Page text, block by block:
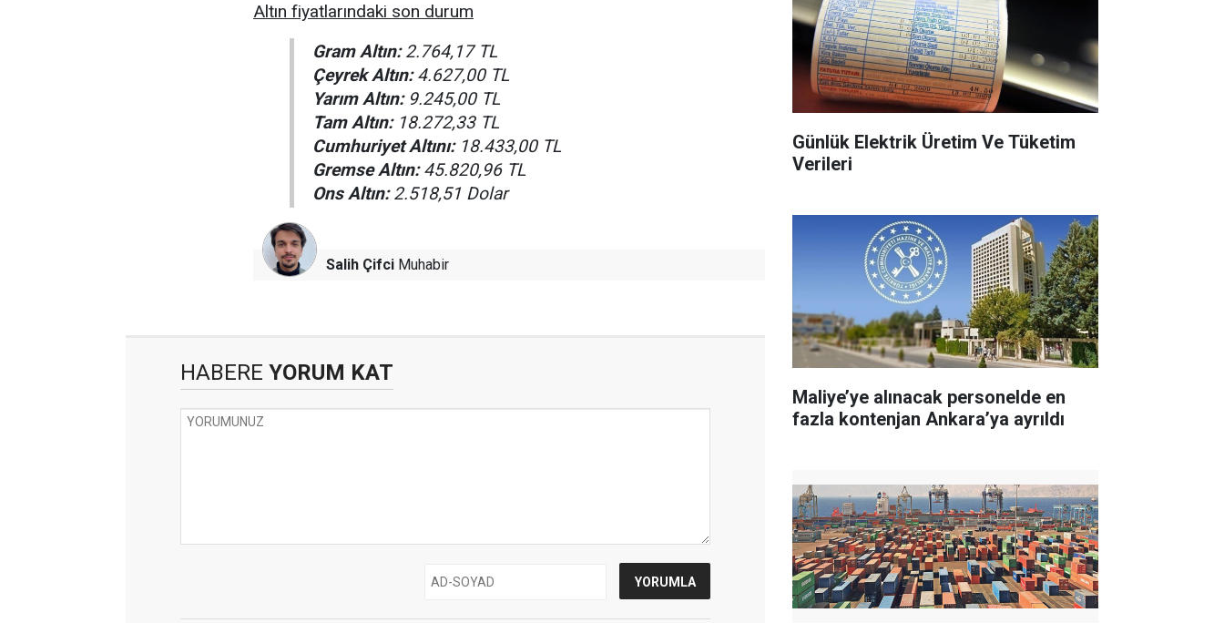
Altın fiyatlarındaki son durum
Gram Altın:2.764,17 TL
Çeyrek Altın:4.627,00 TL
Yarım Altın:9.245,00 TL
Tam Altın:18.272,33 TL
Cumhuriyet Altını:18.433,00 TL
Gremse Altın:45.820,96 TL
Ons Altın:2.518,51 Dolar
Salih Çifci Muhabir
HABERE YORUM KAT
Günlük Elektrik Üretim Ve Tüketim
Verileri
Maliye’ye alınacak personelde en
fazla kontenjan Ankara’ya ayrıldı